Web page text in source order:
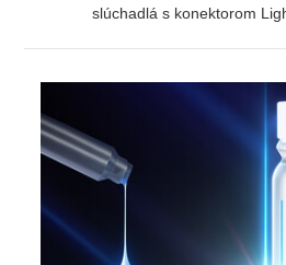
ZOBRAZIŤ
slúchadlá s konektorom